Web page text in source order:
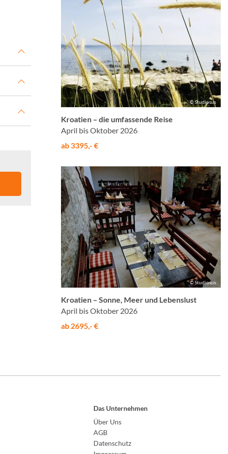
© Studiosus
Kroatien – die umfassende Reise
April bis Oktober 2026
ab 3395,- €
© Studiosus
Kroatien – Sonne, Meer und Lebenslust
April bis Oktober 2026
ab 2695,- €
Das Unternehmen
Über Uns
AGB
Datenschutz